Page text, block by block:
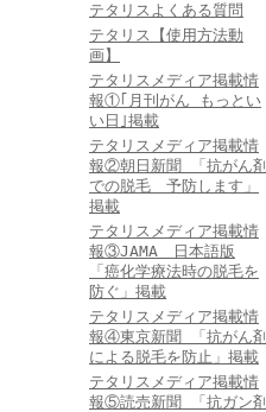
テタリスよくある質問
テタリス【使用方法動
画】
テタリスメディア掲載情
報①｢月刊がん もっとい
い日｣掲載
テタリスメディア掲載情
報②朝日新聞 「抗がん剤
での脱毛 予防します」
掲載
テタリスメディア掲載情
報③JAMA 日本語版
「癌化学療法時の脱毛を
防ぐ」掲載
テタリスメディア掲載情
報④東京新聞 「抗がん剤
による脱毛を防止」掲載
テタリスメディア掲載情
報⑤読売新聞 「抗ガン剤